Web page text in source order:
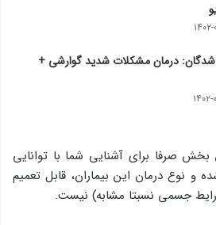
۱۶
شدگان: درمان مشکلات شدید گوارشی +
۱۳
صرفا برای آشنایی شما با توانایی
نوع درمان این بیماران، قابل تعمیم
جسمی نسبتا مشابه) نیست.